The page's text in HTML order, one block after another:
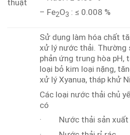
thuật
– Fe2O3 : ≤ 0.008 %
Sử dụng làm hóa chất
xử lý nước thải. Thường
phản ứng trung hòa pH,
loại bỏ kim loại nặng,
xử lý Xyanua, tháp khử
Các loại nước thải chủ
có
· Nước thải sản xuất